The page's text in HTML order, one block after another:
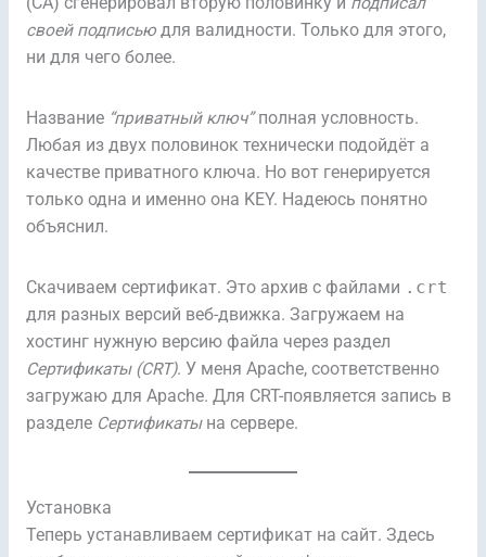
своей подписьюдля валидности. Только для этого,
ни для чего более.
Название “приватный ключ”полная условность.
Любая из двух половинок технически подойдёт а
качестве приватного ключа. Но вот генерируется
только одна и именно она KEY. Надеюсь понятно
объяснил.
Скачиваем сертификат. Это архив с файлами .crt
для разных версий веб-движка. Загружаем на
хостинг нужную версию файла через раздел
Сертификаты (CRT). У меня Apache, соответственно
загружаю для Apache. Для CRT-появляется запись в
разделе Сертификатына сервере.
Установка
Теперь устанавливаем сертификат на сайт. Здесь